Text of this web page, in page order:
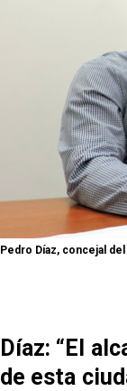
Pedro Díaz, concejal
Díaz: “El
de esta